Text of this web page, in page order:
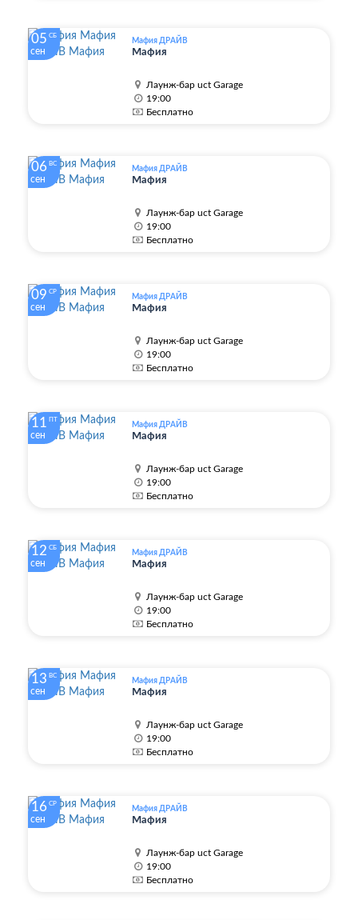
05 СБ
сен
Мафия ДРАЙВ
Мафия
Лаунж-бар uct Garage
19:00
Бесплатно
06 ВС
сен
Мафия ДРАЙВ
Мафия
Лаунж-бар uct Garage
19:00
Бесплатно
09 СР
сен
Мафия ДРАЙВ
Мафия
Лаунж-бар uct Garage
19:00
Бесплатно
11 ПТ
сен
Мафия ДРАЙВ
Мафия
Лаунж-бар uct Garage
19:00
Бесплатно
12 СБ
сен
Мафия ДРАЙВ
Мафия
Лаунж-бар uct Garage
19:00
Бесплатно
13 ВС
сен
Мафия ДРАЙВ
Мафия
Лаунж-бар uct Garage
19:00
Бесплатно
16 СР
сен
Мафия ДРАЙВ
Мафия
Лаунж-бар uct Garage
19:00
Бесплатно